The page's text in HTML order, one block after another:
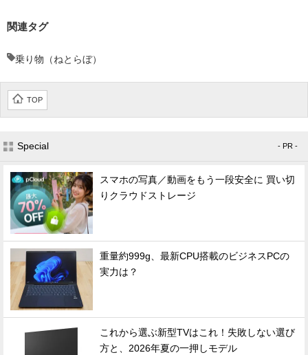
ITエンジニア向け専門サイト
企業向けIT製品の総合サイト
IT製品の技術・比較・事例
製造業のIT導入・活用を支援
モノづくり技術者専門サイト
エレクトロニクス専門サイト
電子設計の基本と応用
エネルギーの専門メディア
建設×テクノロジーの最前線
ちょっと気になるネットの話題
関連タグ
乗り物（ねとらぼ）
TOP
Special - PR -
スマホの写真／動画をもう一段安全に 買い切
りクラウドストレージ
重量約999g、最新CPU搭載のビジネスPCの
実力は？
これから選ぶ新型TVはこれ！失敗しない選び
方と、2026年夏の一押しモデル